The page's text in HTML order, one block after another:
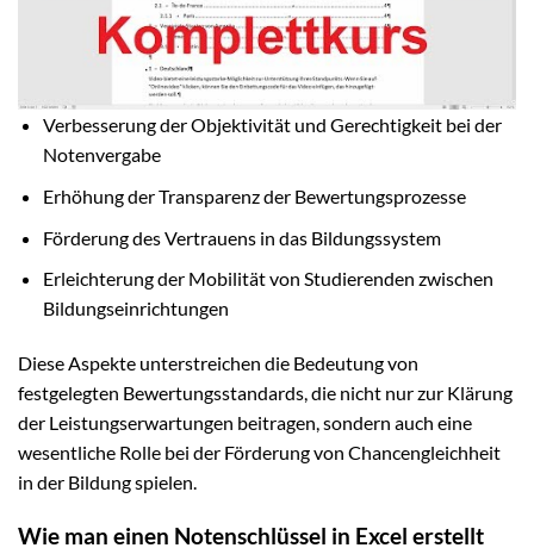
Verbesserung der Objektivität und Gerechtigkeit bei der
Notenvergabe
Erhöhung der Transparenz der Bewertungsprozesse
Förderung des Vertrauens in das Bildungssystem
Erleichterung der Mobilität von Studierenden zwischen
Bildungseinrichtungen
Diese Aspekte unterstreichen die Bedeutung von
festgelegten Bewertungsstandards, die nicht nur zur Klärung
der Leistungserwartungen beitragen, sondern auch eine
wesentliche Rolle bei der Förderung von Chancengleichheit
in der Bildung spielen.
Wie man einen Notenschlüssel in Excel erstellt